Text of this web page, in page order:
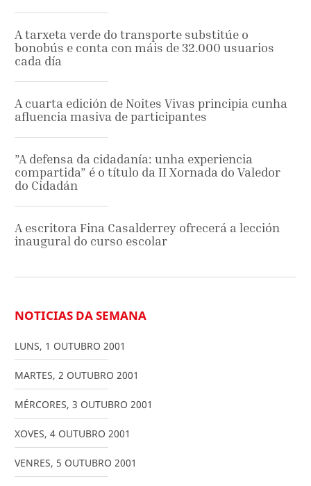
A tarxeta verde do transporte substitúe o
bonobús e conta con máis de 32.000 usuarios
cada día
A cuarta edición de Noites Vivas principia cunha
afluencia masiva de participantes
”A defensa da cidadanía: unha experiencia
compartida” é o título da II Xornada do Valedor
do Cidadán
A escritora Fina Casalderrey ofrecerá a lección
inaugural do curso escolar
NOTICIAS DA SEMANA
LUNS, 1 OUTUBRO 2001
MARTES, 2 OUTUBRO 2001
MÉRCORES, 3 OUTUBRO 2001
XOVES, 4 OUTUBRO 2001
VENRES, 5 OUTUBRO 2001